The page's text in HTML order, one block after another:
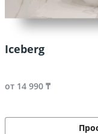
Iceberg
от 14 990 ₸